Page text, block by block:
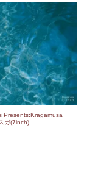
Presents:Kragamusa
ガ(7inch)